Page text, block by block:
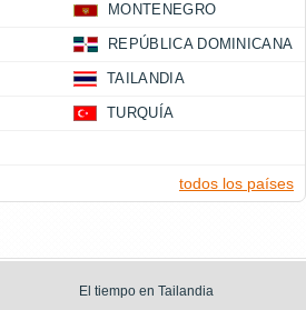
MONTENEGRO
REPÚBLICA DOMINICANA
TAILANDIA
TURQUÍA
todos los países
El tiempo en Tailandia